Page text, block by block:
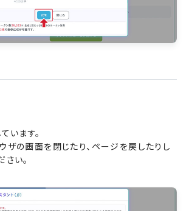
います。
ザの画面を閉じたり、ページを戻したりし
い。